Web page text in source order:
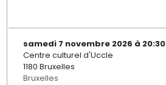
samedi 7 novembre 2026 à 20:30
Centre culturel d'Uccle
1180 Bruxelles
Bruxelles